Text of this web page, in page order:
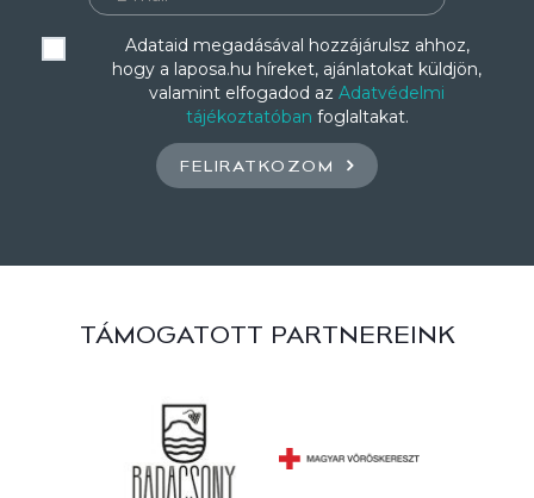
Adataid megadásával hozzájárulsz ahhoz,
hogy a laposa.hu híreket, ajánlatokat küldjön,
valamint elfogadod az Adatvédelmi
tájékoztatóban foglaltakat.
FELIRATKOZOM
TÁMOGATOTT PARTNEREINK